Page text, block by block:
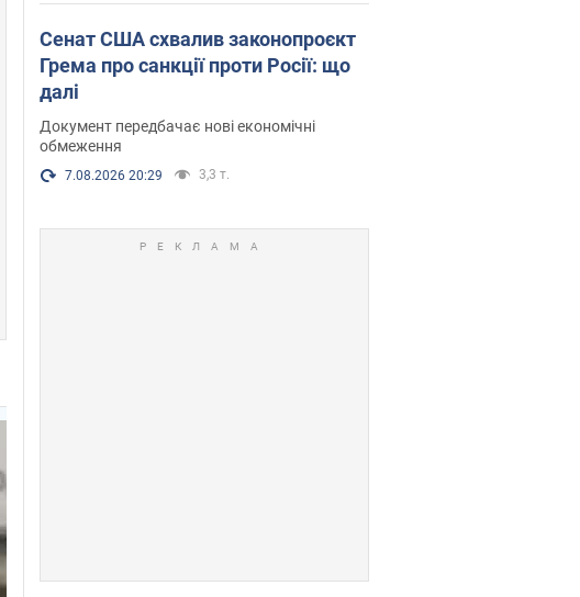
Сенат США схвалив законопроєкт
Грема про санкції проти Росії: що
далі
Документ передбачає нові економічні
обмеження
7.08.2026 20:29 3,3 т.